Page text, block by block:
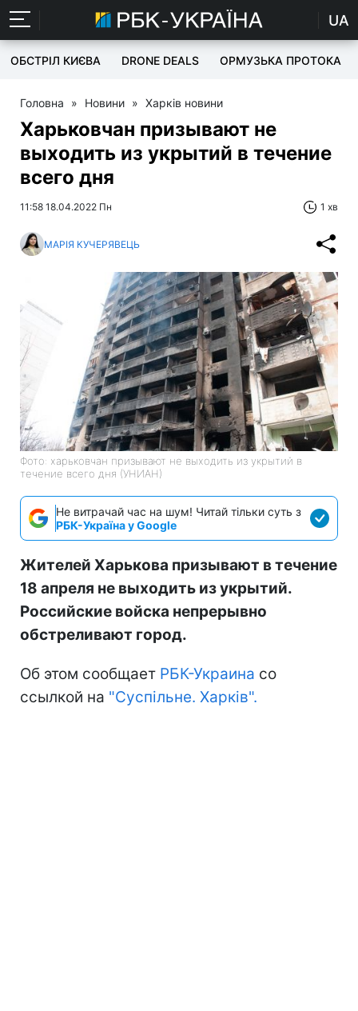
UA
ОБСТРІЛ КИЄВА DRONE DEALS ОРМУЗЬКА ПРОТОКА
Головна » Новини » Харків новини
Харьковчан призывают не
выходить из укрытий в течение
всего дня
11:58 18.04.2022 Пн 1 хв
МАРІЯ КУЧЕРЯВЕЦЬ
Фото: харьковчан призывают не выходить из укрытий в
течение всего дня (УНИАН)
Не витрачай час на шум! Читай тільки суть з
РБК-Україна у Google
Жителей Харькова призывают в течение
18 апреля не выходить из укрытий.
Российские войска непрерывно
обстреливают город.
Об этом сообщает РБК-Украина со
ссылкой на "Суспільне. Харків".